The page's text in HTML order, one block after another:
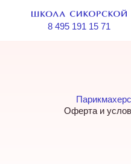
8 495 191 15 71
Оферта и